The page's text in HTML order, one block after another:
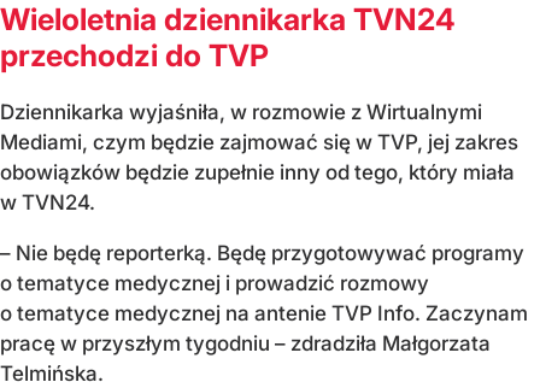
Wieloletnia dziennikarka TVN24
przechodzi do TVP
Dziennikarka wyjaśniła, w rozmowie z Wirtualnymi
Mediami, czym będzie zajmować się w TVP, jej zakres
obowiązków będzie zupełnie inny od tego, który miała
w TVN24.
– Nie będę reporterką. Będę przygotowywać programy
o tematyce medycznej i prowadzić rozmowy
o tematyce medycznej na antenie TVP Info. Zaczynam
pracę w przyszłym tygodniu – zdradziła Małgorzata
Telmińska.